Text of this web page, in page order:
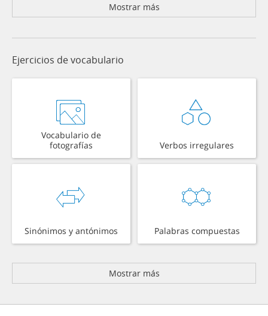
Mostrar más
Ejercicios de vocabulario
Vocabulario de
fotografías
Verbos irregulares
Sinónimos y antónimos Palabras compuestas
Mostrar más